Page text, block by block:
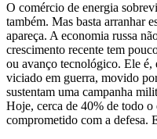
O comércio de energia
também. Mas basta arranhar
apareça. A economia russa
crescimento recente tem
ou avanço tecnológico. Ele é,
viciado em guerra, movido
sustentam uma campanha
Hoje, cerca de 40% de todo o
comprometido com a defesa.